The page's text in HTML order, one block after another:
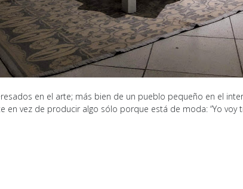
en el arte; más bien de un pueblo pequeño en el
vez de producir algo sólo porque está de moda: “Yo voy